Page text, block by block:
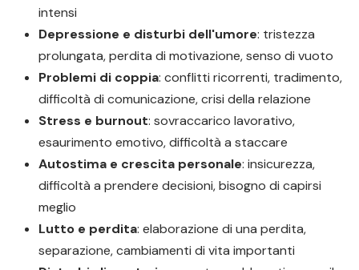
intensi
Depressione e disturbi dell'umore: tristezza
prolungata, perdita di motivazione, senso di vuoto
Problemi di coppia: conflitti ricorrenti, tradimento,
difficoltà di comunicazione, crisi della relazione
Stress e burnout: sovraccarico lavorativo,
esaurimento emotivo, difficoltà a staccare
Autostima e crescita personale: insicurezza,
difficoltà a prendere decisioni, bisogno di capirsi
meglio
Lutto e perdita: elaborazione di una perdita,
separazione, cambiamenti di vita importanti